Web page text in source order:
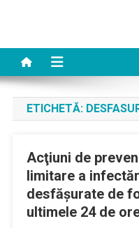
ETICHETĂ:
Acţiuni de
limitare a
desfăşurate de
ultimele 24 de